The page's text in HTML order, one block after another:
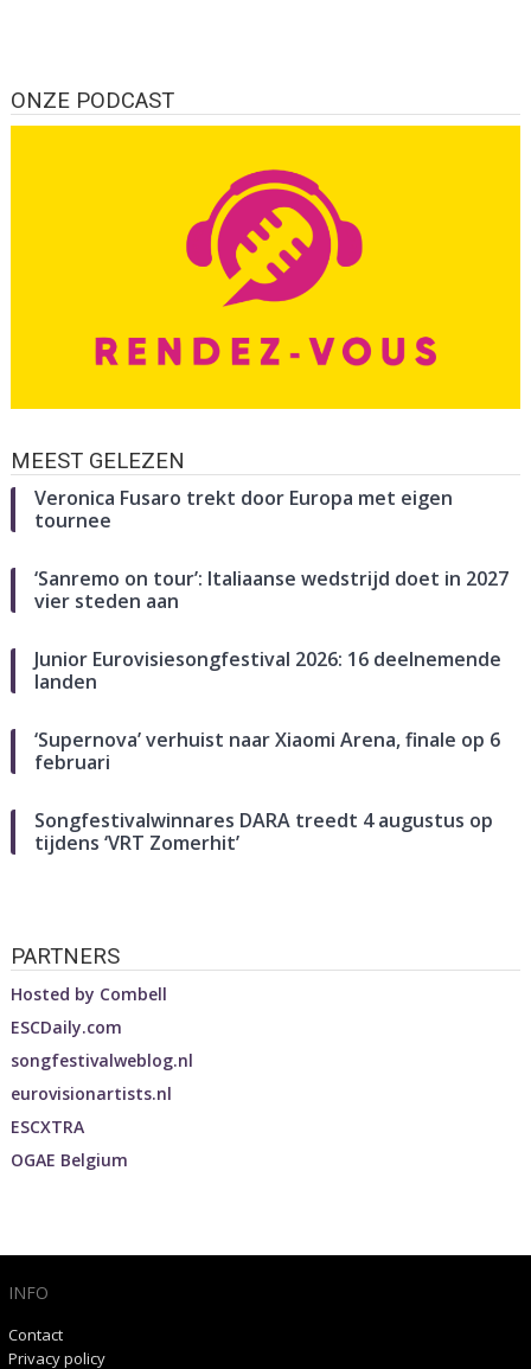
ONZE PODCAST
MEEST GELEZEN
Veronica Fusaro trekt door Europa met eigen
tournee
‘Sanremo on tour’: Italiaanse wedstrijd doet in 2027
vier steden aan
Junior Eurovisiesongfestival 2026: 16 deelnemende
landen
‘Supernova’ verhuist naar Xiaomi Arena, finale op 6
februari
Songfestivalwinnares DARA treedt 4 augustus op
tijdens ‘VRT Zomerhit’
PARTNERS
Hosted by Combell
ESCDaily.com
songfestivalweblog.nl
eurovisionartists.nl
ESCXTRA
OGAE Belgium
INFO
Contact
Privacy policy